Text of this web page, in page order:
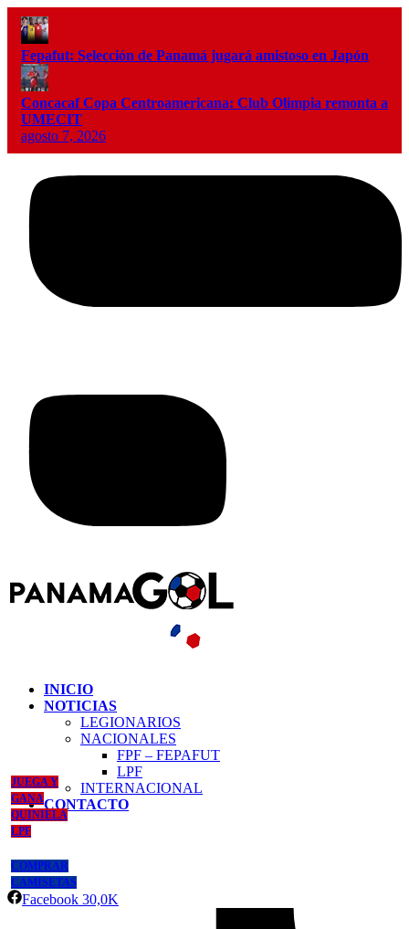
Fepafut: Selección de Panamá jugará amistoso en Japón
Concacaf Copa Centroamericana: Club Olimpia remonta a
UMECIT
agosto 7, 2026
INICIO
NOTICIAS
LEGIONARIOS
NACIONALES
FPF – FEPAFUT
LPF
INTERNACIONAL
CONTACTO
JUEGA Y
GANA
QUINIELA
LPF
COMPRAR
CAMISETAS
Facebook 30,0K